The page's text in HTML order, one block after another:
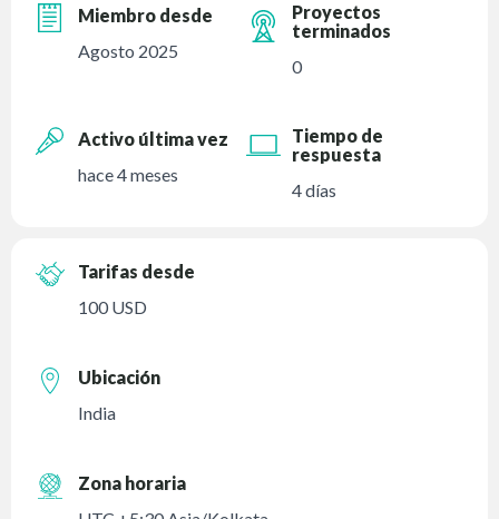
Miembro desde
Agosto 2025
Proyectos
terminados
0
Activo última vez
hace 4 meses
Tiempo de
respuesta
4 días
Tarifas desde
100 USD
Ubicación
India
Zona horaria